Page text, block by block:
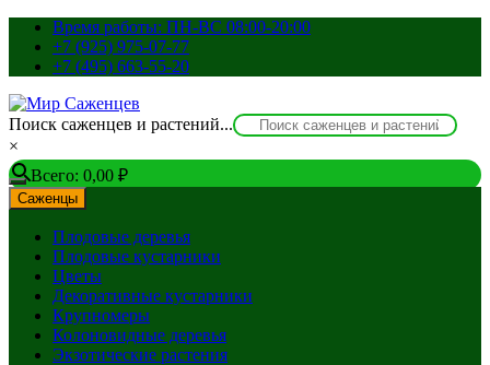
Перейти
содержимому
Время работы: ПН-ВС 08:00-20:00
+7 (925) 975-07-77
+7 (495) 663-55-20
Поиск саженцев и растений...
×
Всего: 0,00 ₽
Саженцы
Плодовые деревья
Плодовые кустарники
Цветы
Декоративные кустарники
Крупномеры
Колоновидные деревья
Экзотические растения